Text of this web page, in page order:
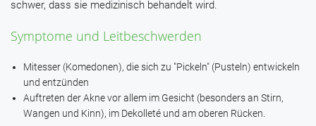
schwer, dass sie medizinisch behandelt wird.
Symptome und Leitbeschwerden
Mitesser (Komedonen), die sich zu "Pickeln" (Pusteln) entwickeln
und entzünden
Auftreten der Akne vor allem im Gesicht (besonders an Stirn,
Wangen und Kinn), im Dekolleté und am oberen Rücken.